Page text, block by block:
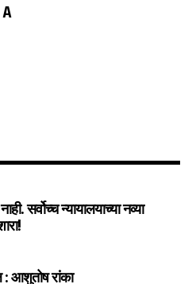
Policy
सर्वोच्च न्यायालयाच्या नव्या
: आशुतोष रांका